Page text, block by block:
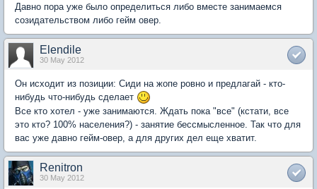
Давно пора уже было определиться либо вместе занимаемся
созидательством либо гейм овер.
Elendile
30 May 2012
Он исходит из позиции: Сиди на жопе ровно и предлагай - кто-
нибудь что-нибудь сделает
Все кто хотел - уже занимаются. Ждать пока "все" (кстати, все
это кто? 100% населения?) - занятие бессмысленное. Так что для
вас уже давно гейм-овер, а для других дел еще хватит.
Renitron
30 May 2012